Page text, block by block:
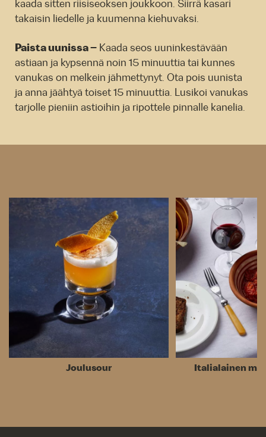
kaada sitten riisiseoksen joukkoon. Siirrä kasari
takaisin liedelle ja kuumenna kiehuvaksi.
Paista uunissa – Kaada seos uuninkestävään
astiaan ja kypsennä noin 15 minuuttia tai kunnes
vanukas on melkein jähmettynyt. Ota pois uunista
ja anna jäähtyä toiset 15 minuuttia. Lusikoi vanukas
tarjolle pieniin astioihin ja ripottele pinnalle kanelia.
Joulusour Italialainen